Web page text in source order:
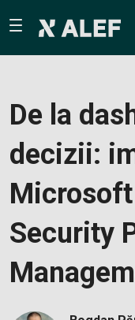
De la
decizii:
Security